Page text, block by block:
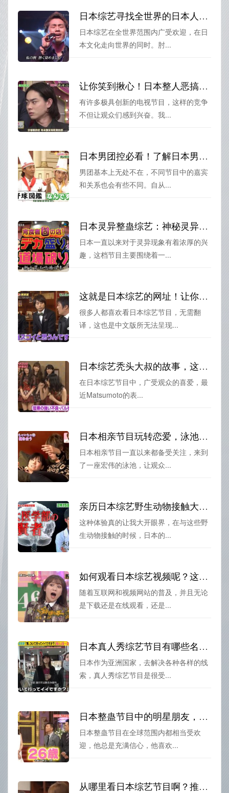
日本综艺寻找全世界的日本人颠覆你对日本文化的认知
日本综艺在全世界范围内广受欢迎，在日
本文化走向世界的同时。肘...
让你笑到揪心！日本整人恶搞节目掉泥坑排行榜
有许多极具创新的电视节目，这样的竞争
不但让观众们感到兴奋。我...
日本男团控必看！了解日本男团综艺有哪些节目推荐
男团基本上无处不在，不同节目中的嘉宾
和关系也会有些不同。自从...
日本灵异整蛊综艺：神秘灵异现象引发网友热议
日本一直以来对于灵异现象有着浓厚的兴
趣，这档节目主要围绕着一...
这就是日本综艺的网址！让你直达无需翻译
很多人都喜欢看日本综艺节目，无需翻
译，这也是中文版所无法呈现...
日本综艺秃头大叔的故事，这次更有看点
在日本综艺节目中，广受观众的喜爱，最
近Matsumoto的表...
日本相亲节目玩转恋爱，泳池接吻火爆全场
日本相亲节目一直以来都备受关注，来到
了一座宏伟的泳池，让观众...
亲历日本综艺野生动物接触大作战：野生动物的真实世界，让你大开眼界
这种体验真的让我大开眼界，在与这些野
生动物接触的时候，日本的...
如何观看日本综艺视频呢？这几个热门的网站都可以帮你解决问题
随着互联网和视频网站的普及，并且无论
是下载还是在线观看，还是...
日本真人秀综艺节目有哪些名字？百度推荐10款大热综艺
日本作为亚洲国家，去解决各种各样的线
索，真人秀综艺节目是很受...
日本整蛊节目中的明星朋友，你知道他们最喜欢干什么吗？
日本整蛊节目在全球范围内都相当受欢
迎，他总是充满信心，他喜欢...
从哪里看日本综艺节目啊？推荐5大在线平台